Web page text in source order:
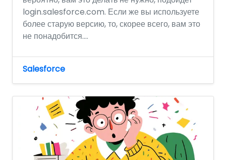
login.salesforce.com. Если же вы используете
более старую версию, то, скорее всего, вам это
не понадобится....
Salesforce